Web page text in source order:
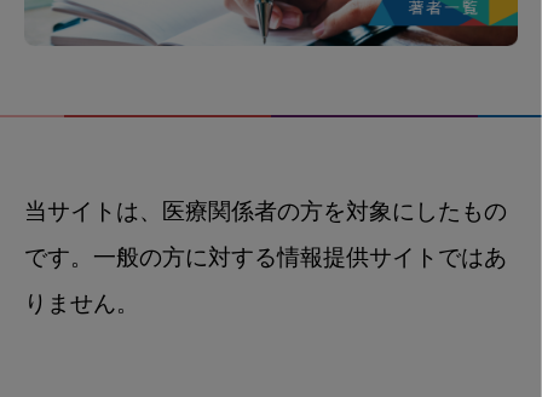
当サイトは、医療関係者の方を対象にしたもの
です。一般の方に対する情報提供サイトではあ
りません。